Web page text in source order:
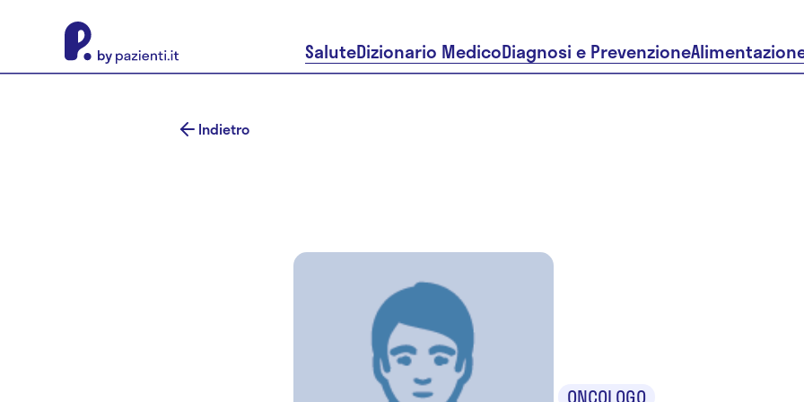
SaluteDizionario MedicoDiagnosi e Prevenzione
Indietro
ONCOLOGO